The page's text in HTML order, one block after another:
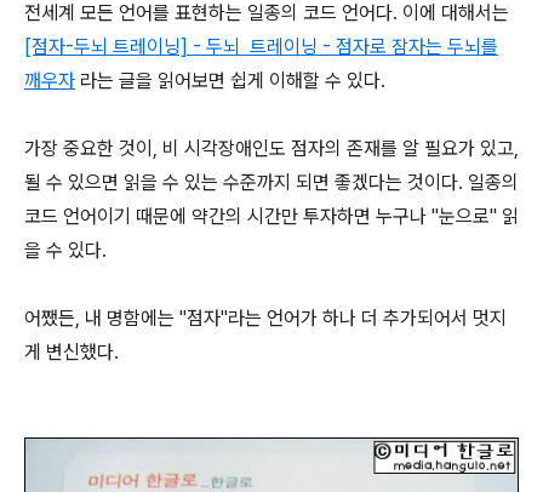
전세계 모든 언어를 표현하는 일종의 코드 언어다. 이에 대해서는
[점자-두뇌 트레이닝] - 두뇌 트레이닝 - 점자로 잠자는 두뇌를
깨우자 라는 글을 읽어보면 쉽게 이해할 수 있다.
가장 중요한 것이, 비 시각장애인도 점자의 존재를 알 필요가 있고,
될 수 있으면 읽을 수 있는 수준까지 되면 좋겠다는 것이다. 일종의
코드 언어이기 때문에 약간의 시간만 투자하면 누구나 "눈으로" 읽
을 수 있다.
어쨌든, 내 명함에는 "점자"라는 언어가 하나 더 추가되어서 멋지
게 변신했다.